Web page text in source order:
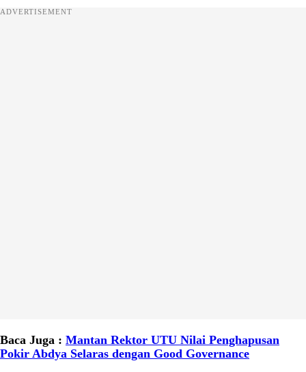
ADVERTISEMENT
Baca Juga : Mantan Rektor UTU Nilai Penghapusan
Pokir Abdya Selaras dengan Good Governance